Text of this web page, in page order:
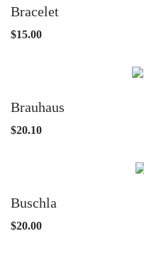
Bracelet
$15.00
Brauhaus
$20.10
Buschla
$20.00